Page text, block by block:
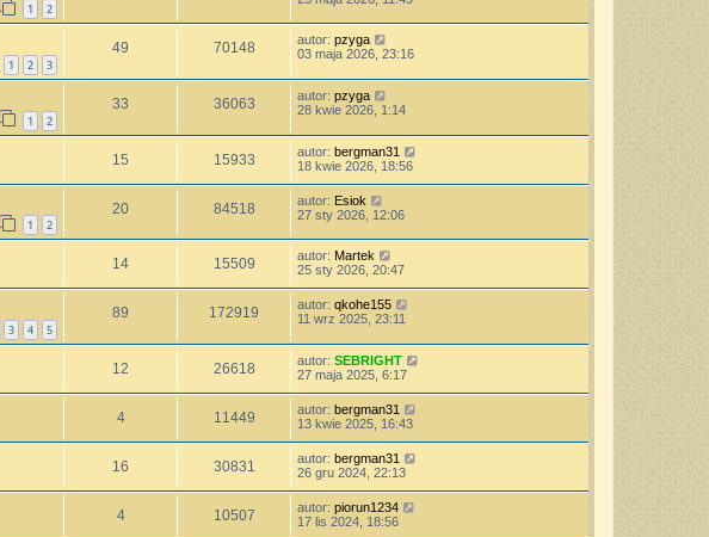
1 2
1 2 3
49 70148 autor: pzyga
03 maja 2026, 23:16
1 2
33 36063 autor: pzyga
28 kwie 2026, 1:14
15 15933 autor: bergman31
18 kwie 2026, 18:56
1 2
20 84518 autor: Esiok
27 sty 2026, 12:06
14 15509 autor: Martek
25 sty 2026, 20:47
3 4 5
89 172919 autor: qkohe155
11 wrz 2025, 23:11
12 26618 autor: SEBRIGHT
27 maja 2025, 6:17
4 11449 autor: bergman31
13 kwie 2025, 16:43
16 30831 autor: bergman31
26 gru 2024, 22:13
4 10507 autor: piorun1234
17 lis 2024, 18:56